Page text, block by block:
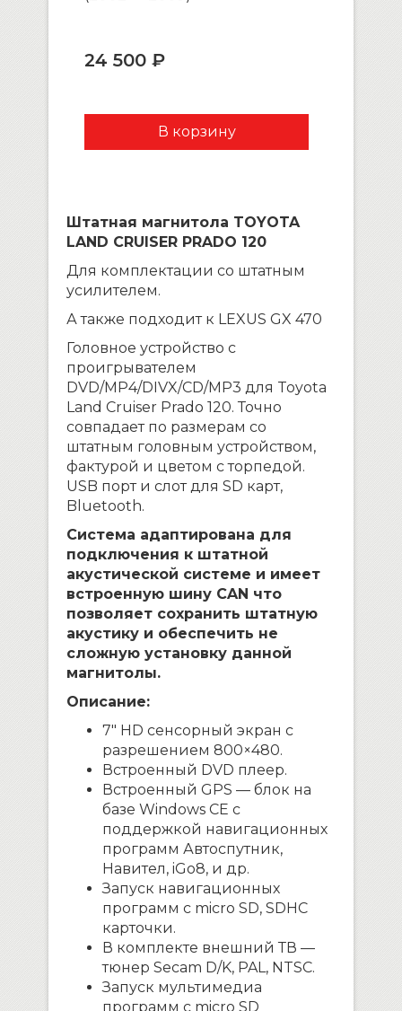
24 500 ₽
Штатная магнитола TOYOTA
LAND CRUISER PRADO 120
Для комплектации со штатным
усилителем.
А также подходит к LEXUS GX 470
Головное устройство с
проигрывателем
DVD/MP4/DIVX/CD/MP3 для Toyota
Land Cruiser Prado 120. Точно
совпадает по размерам со
штатным головным устройством,
фактурой и цветом с торпедой.
USB порт и слот для SD карт,
Bluetooth.
Система адаптирована для
подключения к штатной
акустической системе и имеет
встроенную шину CAN что
позволяет сохранить штатную
акустику и обеспечить не
сложную установку данной
магнитолы.
Описание:
7″ HD сенсорный экран с
разрешением 800×480.
Встроенный DVD плеер.
Встроенный GPS — блок на
базе Windows CE с
поддержкой навигационных
программ Автоспутник,
Навител, iGo8, и др.
Запуск навигационных
программ с micro SD, SDHC
карточки.
В комплекте внешний ТВ —
тюнер Secam D/K, PAL, NTSC.
Запуск мультимедиа
программ с micro SD